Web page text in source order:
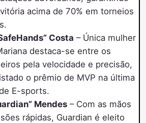
acima de 70% em torneios
Costa – Única mulher
destaca-se entre os
pela velocidade e precisão,
o prêmio de MVP na última
E-sports.
Mendes– Com as mãos
rápidas, Guardian é eleito